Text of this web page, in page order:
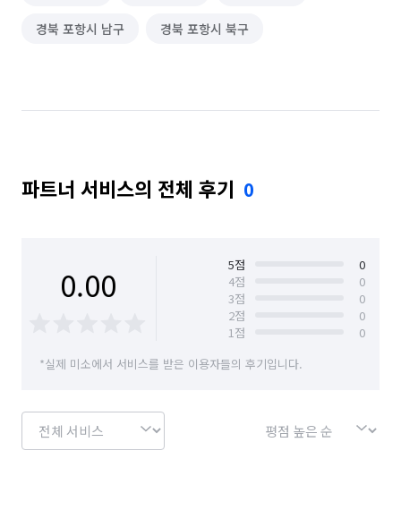
경북 포항시 남구 경북 포항시 북구
파트너 서비스의 전체 후기 0
0.00 5점
0
4점
0
3점
0
2점
0
1점
0
*실제 미소에서 서비스를 받은 이용자들의 후기입니다.